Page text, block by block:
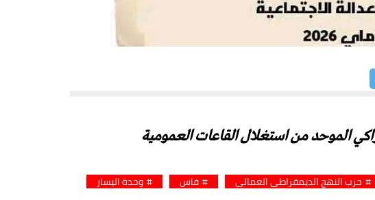
الموحد من استغلال القاعات العمومية
حزب النهج الديمقراطي العمالي فاس وحدة اليسار